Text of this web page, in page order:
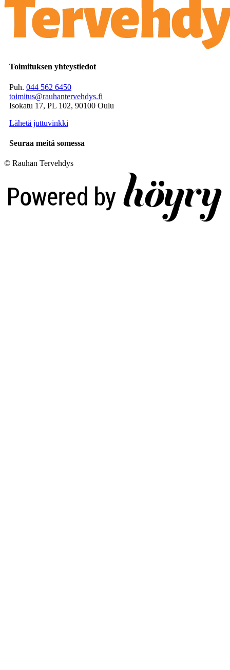
Toimituksen yhteystiedot
Puh. 044 562 6450
toimitus@rauhantervehdys.fi
Isokatu 17, PL 102, 90100 Oulu
Lähetä juttuvinkki
Seuraa meitä somessa
© Rauhan Tervehdys